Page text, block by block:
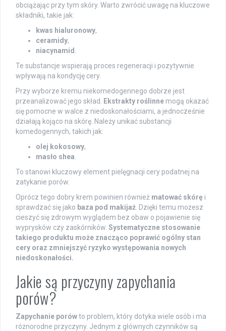
obciążając przy tym skóry. Warto zwrócić uwagę na kluczowe
składniki, takie jak:
kwas hialuronowy,
ceramidy,
niacynamid
Te substancje wspierają proces regeneracji i pozytywnie
wpływają na kondycję cery.
Przy wyborze kremu niekomedogennego dobrze jest
przeanalizować jego skład. Ekstrakty roślinne mogą okazać
się pomocne w walce z niedoskonałościami, a jednocześnie
działają kojąco na skórę. Należy unikać substancji
komedogennych, takich jak:
olej kokosowy,
masło shea
To stanowi kluczowy element pielęgnacji cery podatnej na
zatykanie porów.
Oprócz tego dobry krem powinien również matować skórę i
sprawdzać się jako baza pod makijaż . Dzięki temu możesz
cieszyć się zdrowym wyglądem bez obaw o pojawienie się
wyprysków czy zaskórników. Systematyczne stosowanie
takiego produktu może znacząco poprawić ogólny stan
cery oraz zmniejszyć ryzyko występowania nowych
niedoskonałości.
Jakie są przyczyny zapychania
porów?
Zapychanie porówto problem, który dotyka wiele osób i ma
różnorodne przyczyny. Jednym z głównych czynników są